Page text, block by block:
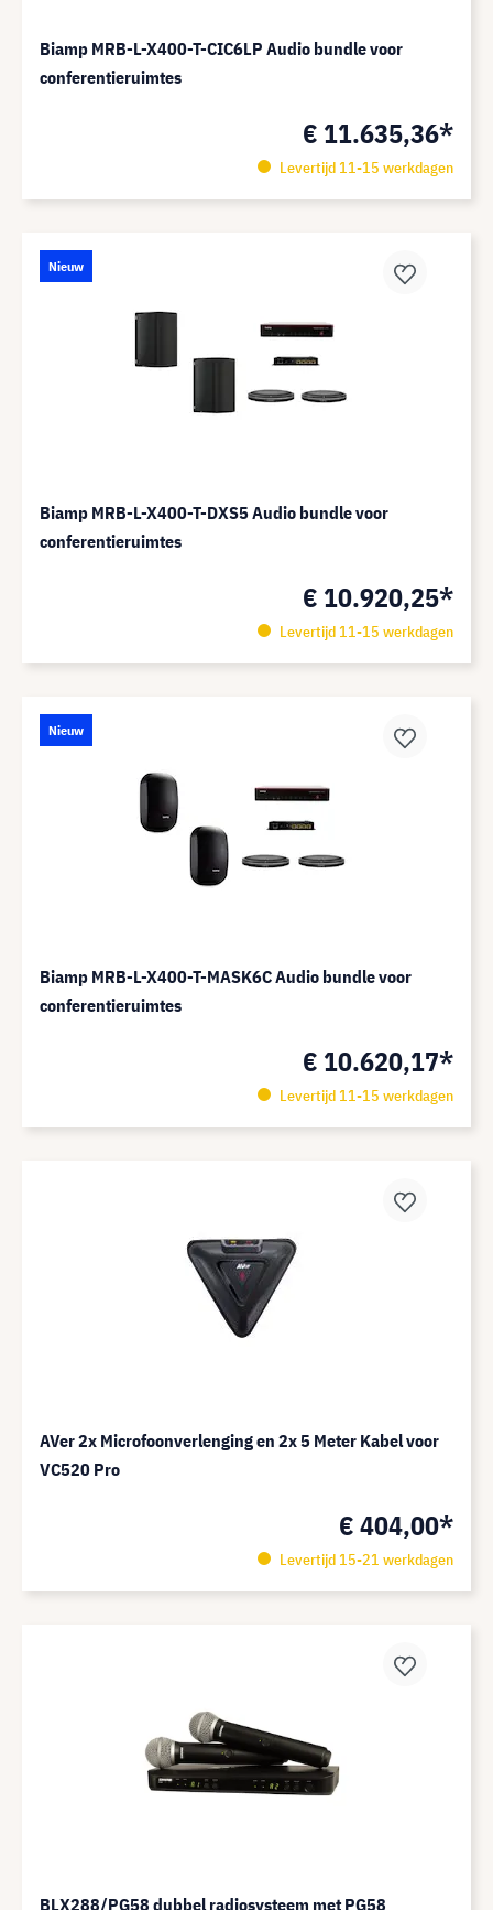
Biamp MRB-L-X400-T-CIC6LP Audio bundle voor
conferentieruimtes
€ 11.635,36*
Levertijd 11-15 werkdagen
Nieuw
Biamp MRB-L-X400-T-DXS5 Audio bundle voor
conferentieruimtes
€ 10.920,25*
Levertijd 11-15 werkdagen
Nieuw
Biamp MRB-L-X400-T-MASK6C Audio bundle voor
conferentieruimtes
€ 10.620,17*
Levertijd 11-15 werkdagen
AVer 2x Microfoonverlenging en 2x 5 Meter Kabel voor
VC520 Pro
€ 404,00*
Levertijd 15-21 werkdagen
BLX288/PG58 dubbel radiosysteem met PG58